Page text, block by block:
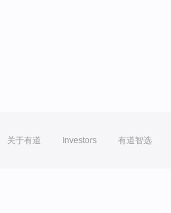
关于有道 Investors 有道智选